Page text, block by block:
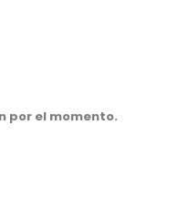
por el momento.